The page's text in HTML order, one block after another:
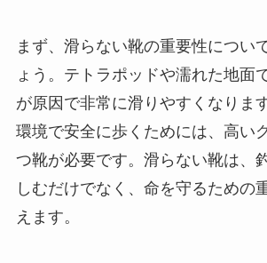
まず、滑らない靴の重要性につい
ょう。テトラポッドや濡れた地面
が原因で非常に滑りやすくなりま
環境で安全に歩くためには、高い
つ靴が必要です。滑らない靴は、
しむだけでなく、命を守るための
えます。